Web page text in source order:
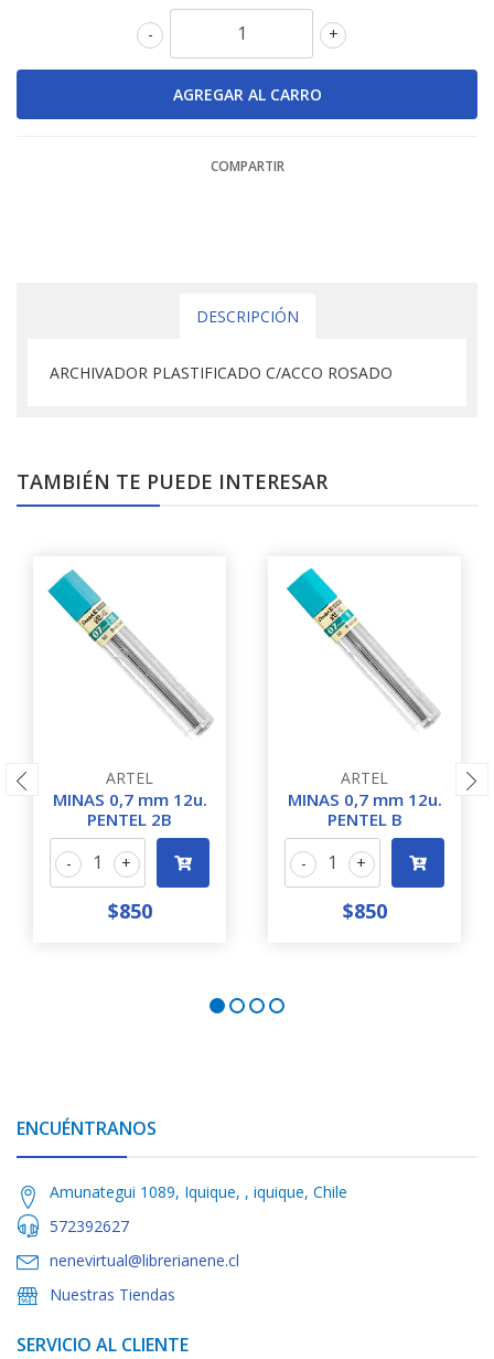
+
-
COMPARTIR
DESCRIPCIÓN
ARCHIVADOR PLASTIFICADO C/ACCO ROSADO
TAMBIÉN TE PUEDE INTERESAR
ARTEL
MINAS 0,7 mm 12u.
PENTEL 2B
+
-
$850
ARTEL
MINAS 0,7 mm 12u.
PENTEL B
+
-
$850
ENCUÉNTRANOS
Amunategui 1089, Iquique, , iquique, Chile
572392627
nenevirtual@librerianene.cl
Nuestras Tiendas
SERVICIO AL CLIENTE